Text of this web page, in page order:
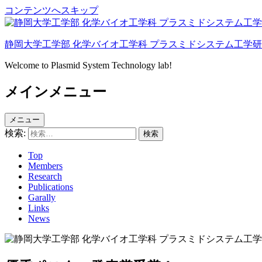
コンテンツへスキップ
静岡大学工学部 化学バイオ工学科 プラスミドシステム工学
Welcome to Plasmid System Technology lab!
メインメニュー
メニュー
検索:
Top
Members
Research
Publications
Garally
Links
News